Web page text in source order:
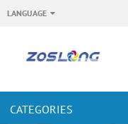
LANGUAGE